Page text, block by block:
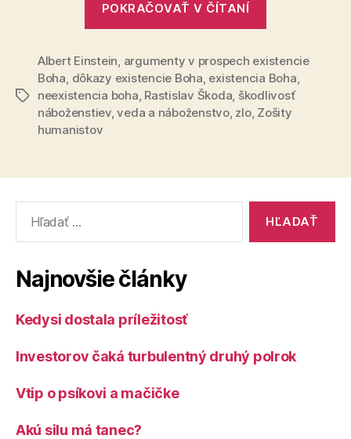
POKRAČOVAŤ V ČÍTANÍ
neexistuje“
Značky
Albert Einstein argumenty v prospech existencie
Boha dôkazy existencie Boha existencia Boha
neexistencia boha Rastislav Škoda škodlivosť
náboženstiev,veda a náboženstvo, zlo, Zošity
humanistov
Najnovšie články
Kedysi dostala príležitosť
Investorov čaká turbulentný druhý polrok
Vtip o psíkovi a mačičke
Akú silu má tanec?